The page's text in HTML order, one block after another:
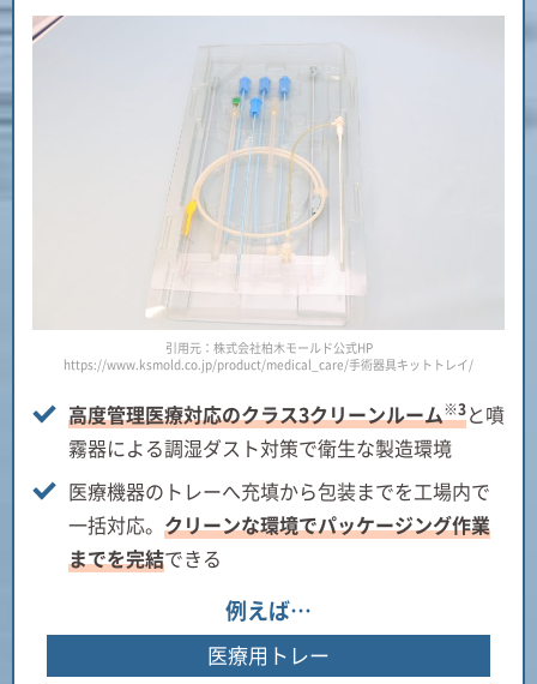
引用元：株式会社柏木モールド公式HP
https://www.ksmold.co.jp/product/medical_care/手術器具キットトレイ/
高度管理医療対応のクラス3クリーンルーム※3と噴
霧器による調湿ダスト対策で衛生な製造環境
医療機器のトレーへ充填から包装までを工場内で
一括対応。 クリーンな環境でパッケージング作業
までを完結できる
例えば…
医療用トレー